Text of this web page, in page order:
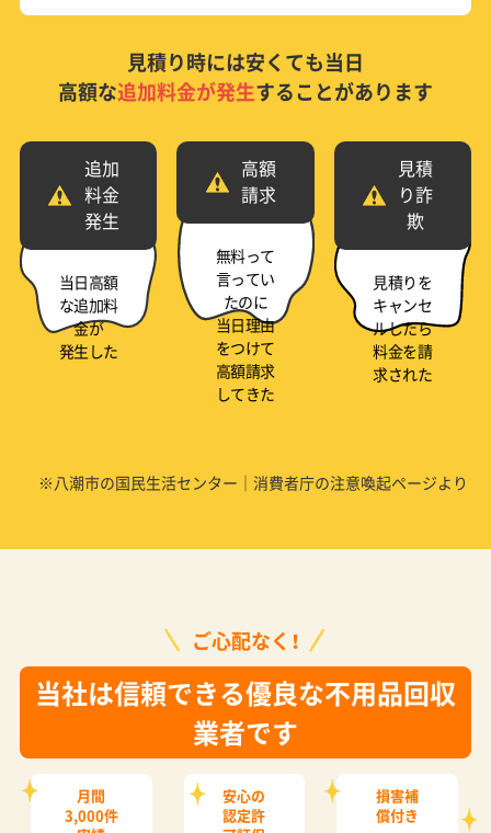
見積り時には安くても当日
高額な追加料金が発生することがあります
追加
料金
発生
当日高額
な追加料
金が
発生した
高額
請求
無料って
言ってい
たのに
当日理由
をつけて
高額請求
してきた
見積
り詐
欺
見積りを
キャンセ
ルしたら
料金を請
求された
※八潮市の国民生活センター｜消費者庁の注意喚起ページより
ご心配なく！
当社は信頼できる優良な不用品回収
業者です
月間
3,000件
安心の
認定許
損害補
償付き